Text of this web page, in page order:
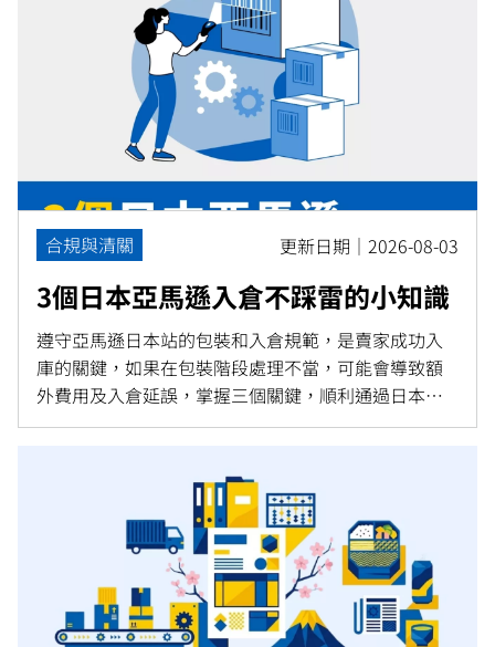
合規與清關 更新日期｜2026-08-03
3個日本亞馬遜入倉不踩雷的小知識
遵守亞馬遜日本站的包裝和入倉規範，是賣家成功入
庫的關鍵，如果在包裝階段處理不當，可能會導致額
外費用及入倉延誤，掌握三個關鍵，順利通過日本亞
馬遜的包裝審核，將您的產品順利入庫亞馬遜，提升